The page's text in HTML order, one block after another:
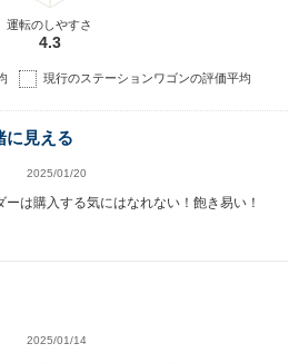
運転のしやすさ
4.3
現行のステーションワゴンの評価平均
に見える
2025/01/20
は購入する気にはなれない！飽き易い！
2025/01/14